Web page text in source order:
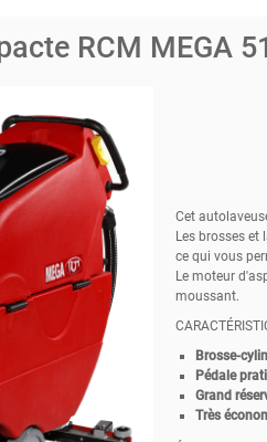
RCM MEGA
Cet
Les brosses et
ce qui vous
Le moteur
moussant.
Brosse-
Pédale
Grand
Très